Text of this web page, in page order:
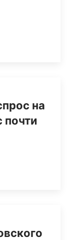
на
почти